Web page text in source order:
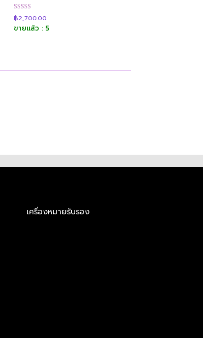
ให้คะแนน
4.92
ตั้งแต่ 1-5
฿2,700.00
ขายแล้ว : 5
เครื่องหมายรับรอง